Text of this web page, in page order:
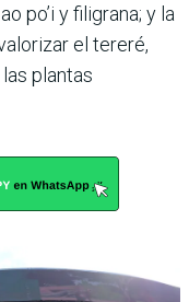
po’i y filigrana; y la
el tereré,
plantas